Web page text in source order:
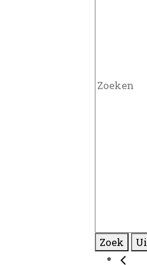
Zoek